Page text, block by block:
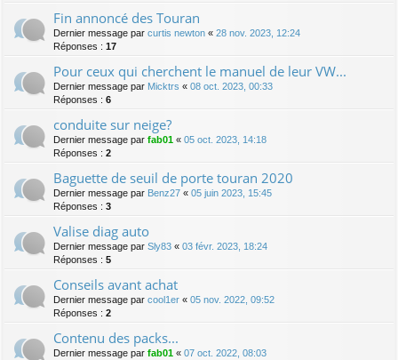
Fin annoncé des Touran
Dernier message par curtis newton « 28 nov. 2023, 12:24
Réponses : 17
Pour ceux qui cherchent le manuel de leur VW...
Dernier message par Micktrs « 08 oct. 2023, 00:33
Réponses : 6
conduite sur neige?
Dernier message par fab01 « 05 oct. 2023, 14:18
Réponses : 2
Baguette de seuil de porte touran 2020
Dernier message par Benz27 « 05 juin 2023, 15:45
Réponses : 3
Valise diag auto
Dernier message par Sly83 « 03 févr. 2023, 18:24
Réponses : 5
Conseils avant achat
Dernier message par cool1er « 05 nov. 2022, 09:52
Réponses : 2
Contenu des packs...
Dernier message par fab01 « 07 oct. 2022, 08:03